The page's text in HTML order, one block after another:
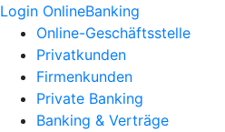
Login OnlineBanking
Online-Geschäftsstelle
Privatkunden
Firmenkunden
Private Banking
Banking & Verträge